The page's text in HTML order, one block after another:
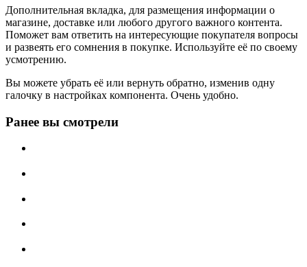
Дополнительная вкладка, для размещения информации о
магазине, доставке или любого другого важного контента.
Поможет вам ответить на интересующие покупателя вопросы
и развеять его сомнения в покупке. Используйте её по своему
усмотрению.
Вы можете убрать её или вернуть обратно, изменив одну
галочку в настройках компонента. Очень удобно.
Ранее вы смотрели